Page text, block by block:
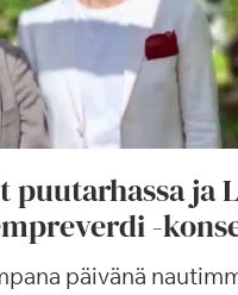
puutarhassa ja
-
päivänä